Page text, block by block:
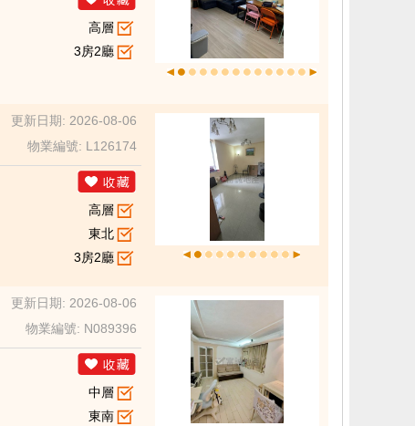
高層
3房2廳
更新日期: 2026-08-06
物業編號: L126174
高層
東北
3房2廳
更新日期: 2026-08-06
物業編號: N089396
中層
東南